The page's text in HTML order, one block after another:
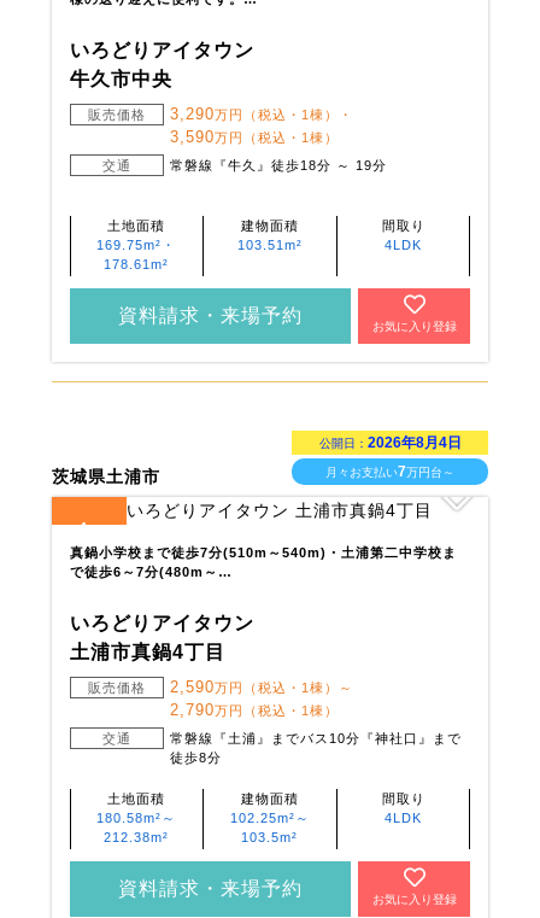
いろどりアイタウン
牛久市中央
販売価格 3,290万円（税込・1棟）・
3,590万円（税込・1棟）
交通
常磐線『牛久』徒歩18分 ～ 19分
土地面積
169.75m²・
178.61m²
建物面積
103.51m²
間取り
4LDK
資料請求・来場予約
お気に入り登録
茨城県土浦市
公開日： 2026年8月4日
月々お支払い7万円台～
4
真鍋小学校まで徒歩7分(510m～540m)・土浦第二中学校ま
で徒歩6～7分(480m～…
いろどりアイタウン
土浦市真鍋4丁目
販売価格 2,590万円（税込・1棟）～
2,790万円（税込・1棟）
交通
常磐線『土浦』までバス10分『神社口』まで
徒歩8分
土地面積
180.58m²～
212.38m²
建物面積
102.25m²～
103.5m²
間取り
4LDK
資料請求・来場予約
お気に入り登録